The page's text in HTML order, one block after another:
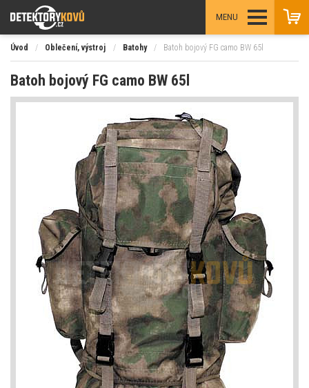
MENU
Úvod / Oblečení, výstroj / Batohy / Batoh bojový FG camo BW 65l
Batoh bojový FG camo BW 65l